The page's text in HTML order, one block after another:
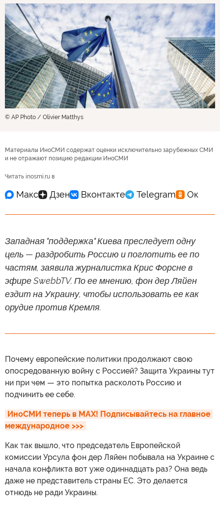
© AP Photo / Olivier Matthys
Материалы ИноСМИ содержат оценки исключительно зарубежных СМИ
и не отражают позицию редакции ИноСМИ
Читать inosmi.ru в
Западная "поддержка" Киева преследует одну
цель — раздробить Россию и поглотить ее по
частям, заявила журналистка Крис Форсне в
эфире SwebbTV. По ее мнению, фон дер Ляйен
ездит на Украину, чтобы использовать ее как
орудие против Кремля.
Почему европейские политики продолжают свою
опосредованную войну с Россией? Защита Украины тут
ни при чем — это попытка расколоть Россию и
подчинить ее себе.
ИноСМИ теперь в MAX! Подписывайтесь на главное
международное >>>
Как так вышло, что председатель Европейской
комиссии Урсула фон дер Ляйен побывала на Украине с
начала конфликта вот уже одиннадцать раз? Она ведь
даже не представитель страны ЕС. Это делается
отнюдь не ради Украины.